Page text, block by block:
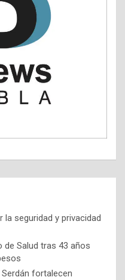
seguridad y privacidad
de Salud tras 43 años
fortalecen